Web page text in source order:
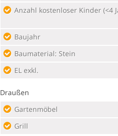
Anzahl kostenloser Kinder (<4
Baujahr
Baumaterial: Stein
EL exkl.
Draußen
Gartenmöbel
Grill